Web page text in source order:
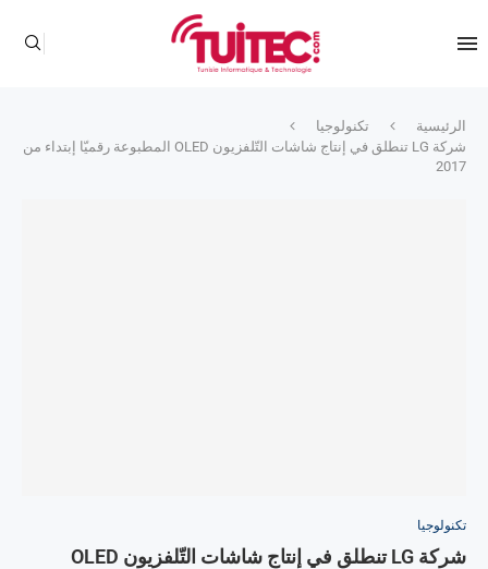
الرئيسية
تكنولوجيا
شركة LG تنطلق في إنتاج شاشات التّلفزيون OLED المطبوعة رقميّا إبتداء من
2017
تكنولوجيا
شركة LG تنطلق في إنتاج شاشات التّلفزيون OLED